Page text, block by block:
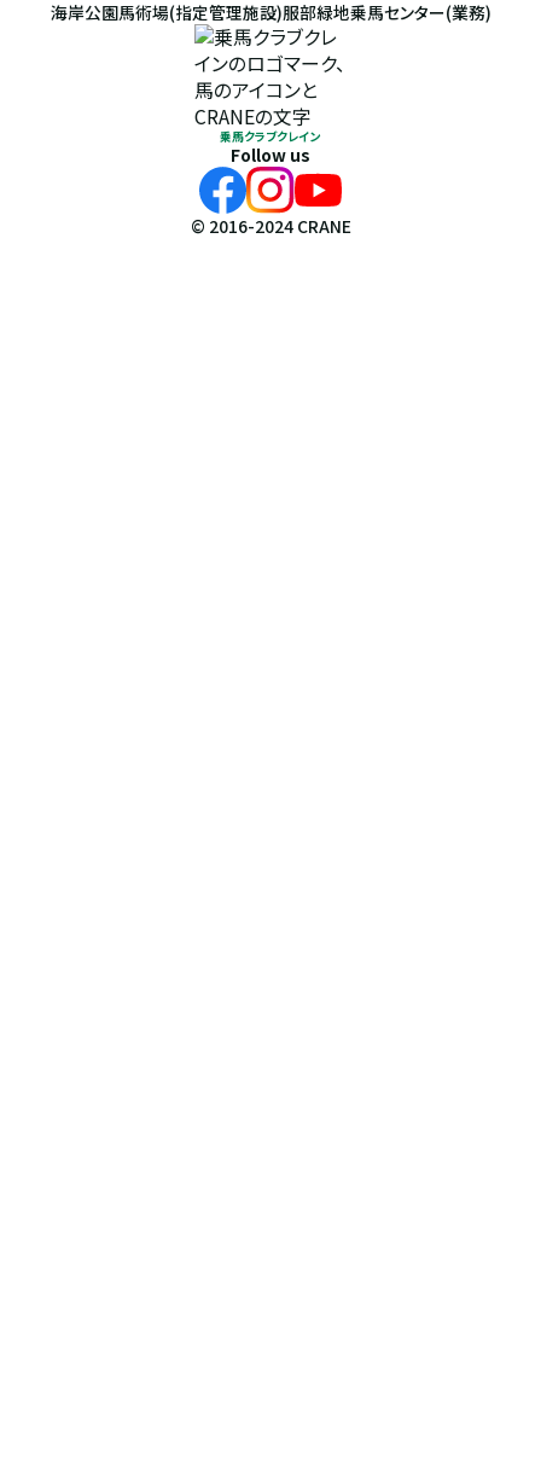
海岸公園馬術場(指定管理施設)服部緑地乗馬センター(業務)
乗馬クラブクレイン
Follow us
© 2016-2024 CRANE